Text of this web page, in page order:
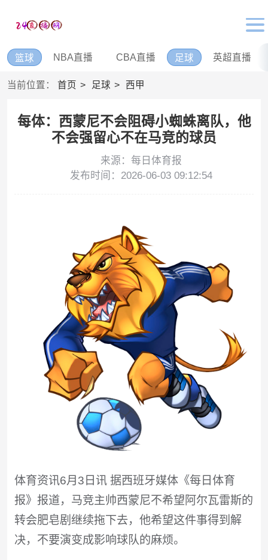
篮球 NBA直播 CBA直播 足球 英超直播
当前位置： 首页 足球 西甲
每体：西蒙尼不会阻碍小蜘蛛离队，他
不会强留心不在马竞的球员
来源：每日体育报
发布时间：2026-06-03 09:12:54
体育资讯6月3日讯 据西班牙媒体《每日体育
报》报道，马竞主帅西蒙尼不希望阿尔瓦雷斯的
转会肥皂剧继续拖下去，他希望这件事得到解
决，不要演变成影响球队的麻烦。